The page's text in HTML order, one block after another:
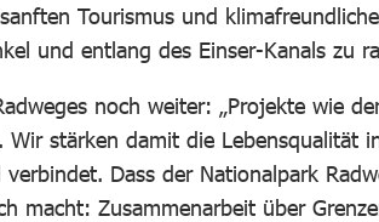
Tourismus und
und entlang des Einser-Kanals zu
noch weiter: „Projekte wie
stärken damit die Lebensqualität
Dass der Nationalpark
Zusammenarbeit über